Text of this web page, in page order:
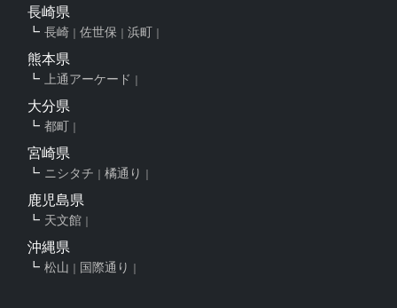
長崎県
長崎 佐世保 浜町
熊本県
上通アーケード
大分県
都町
宮崎県
ニシタチ 橘通り
鹿児島県
天文館
沖縄県
松山 国際通り